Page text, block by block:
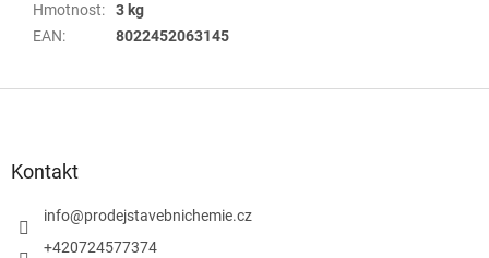
Hmotnost:
3 kg
EAN: 8022452063145
Kontakt
info@prodejstavebnichemie.cz
+420724577374